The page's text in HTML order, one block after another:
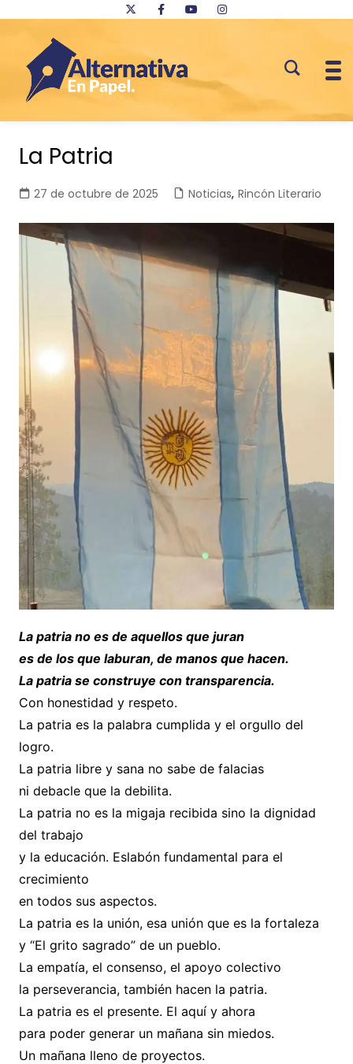
contenido
La Patria
27 de octubre de 2025 Noticias, Rincón Literario
La patria no es de aquellos que juran
es de los que laburan, de manos que hacen.
La patria se construye con transparencia.
Con honestidad y respeto.
La patria es la palabra cumplida y el orgullo del
logro.
La patria libre y sana no sabe de falacias
ni debacle que la debilita.
La patria no es la migaja recibida sino la dignidad
del trabajo
y la educación. Eslabón fundamental para el
crecimiento
en todos sus aspectos.
La patria es la unión, esa unión que es la fortaleza
y “El grito sagrado” de un pueblo.
La empatía, el consenso, el apoyo colectivo
la perseverancia, también hacen la patria.
La patria es el presente. El aquí y ahora
para poder generar un mañana sin miedos.
Un mañana lleno de proyectos.